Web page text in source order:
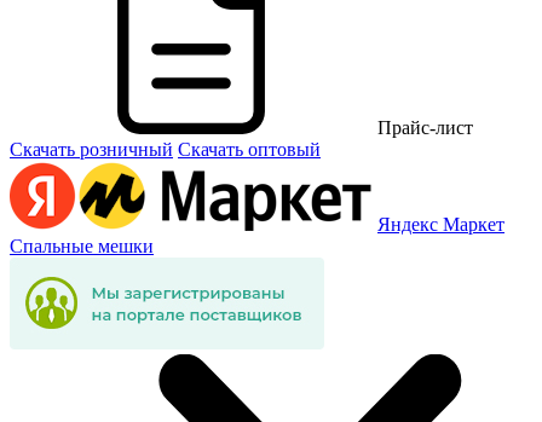
Прайс-лист
Скачать розничный Скачать оптовый
Яндекс Маркет
Спальные мешки